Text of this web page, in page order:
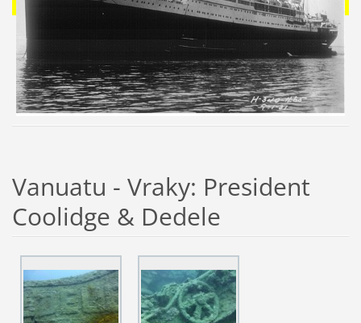
Vanuatu - Vraky: President
Coolidge & Dedele